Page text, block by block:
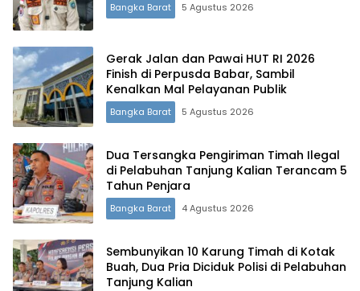
Bangka Barat 5 Agustus 2026
Gerak Jalan dan Pawai HUT RI 2026
Finish di Perpusda Babar, Sambil
Kenalkan Mal Pelayanan Publik
Bangka Barat 5 Agustus 2026
Dua Tersangka Pengiriman Timah Ilegal
di Pelabuhan Tanjung Kalian Terancam 5
Tahun Penjara
Bangka Barat 4 Agustus 2026
Sembunyikan 10 Karung Timah di Kotak
Buah, Dua Pria Diciduk Polisi di Pelabuhan
Tanjung Kalian